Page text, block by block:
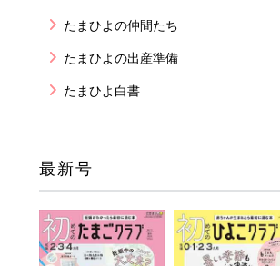
たまひよの仲間たち
たまひよの出産準備
たまひよ白書
最新号